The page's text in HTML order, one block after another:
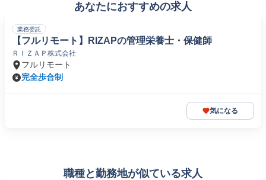
あなたにおすすめの求人
業務委託
【フルリモート】RIZAPの管理栄養士・保健師
ＲＩＺＡＰ株式会社
フルリモート
完全歩合制
気になる
職種と勤務地が似ている求人